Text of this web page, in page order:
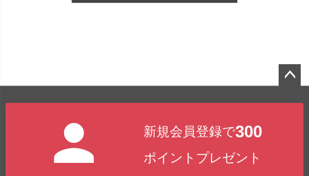
新規会員登録で300
ポイントプレゼント